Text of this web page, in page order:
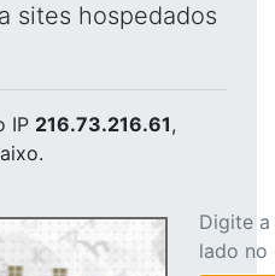
sites hospedados
IP 216.73.216.61,
Digite
lado no